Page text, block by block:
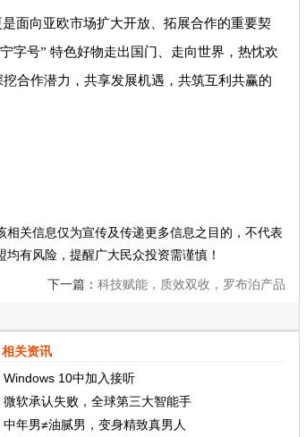
面向亚欧市场扩大开放、拓展合作的重要契
字号” 特色好物走出国门、走向世界，热忱欢
合作潜力，共享发展机遇，共筑互利共赢的
关信息仅为宣传及传递更多信息之目的，不代表
有风险，提醒广大民众投资需谨慎！
下一篇： 科技赋能，质效双收，罗布泊产品
相关资讯
Windows 10中加入接听
微软承认失败，全球第三大智能手
中年男≠油腻男，变身精致真男人